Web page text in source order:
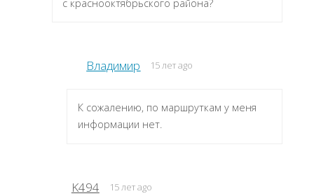
с краснооктябрьского района?
Владимир 15 лет ago
К сожалению, по маршруткам у меня
информации нет.
K494 15 лет ago